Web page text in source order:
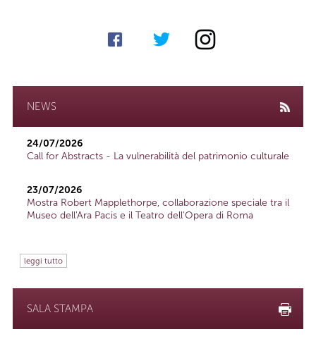
NEWS
24/07/2026
Call for Abstracts - La vulnerabilità del patrimonio culturale
23/07/2026
Mostra Robert Mapplethorpe, collaborazione speciale tra il
Museo dell'Ara Pacis e il Teatro dell'Opera di Roma
leggi tutto
SALA STAMPA